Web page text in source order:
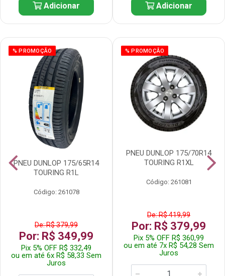
Adicionar Adicionar
% PROMOÇÃO
PNEU DUNLOP 175/65R14
TOURING R1L
Código: 261078
De: R$ 379,99
Por: R$ 349,99
Pix 5% OFF R$ 332,49
ou em até 6x R$ 58,33 Sem
Juros
% PROMOÇÃO
PNEU DUNLOP 175/70R14
TOURING R1XL
Código: 261081
De: R$ 419,99
Por: R$ 379,99
Pix 5% OFF R$ 360,99
ou em até 7x R$ 54,28 Sem
Juros